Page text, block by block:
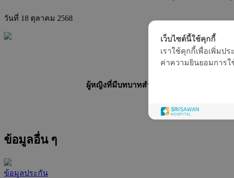
วันที่ 18 ตุลาคม 2568
Women
ผู้หญิงที่มีบทบาทสำคัญทั้งในครอบครัวและสั
เพื่
ข้อมูลอื่น ๆ
ข้อมูลประกัน
เว็บไซต์นี้ใช้คุกกี้
เราใช้คุกกี้เพื่อเพิ่มป
ค่าความยินยอมการ